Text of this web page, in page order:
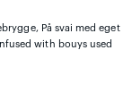
På svai med eget
with bouys used